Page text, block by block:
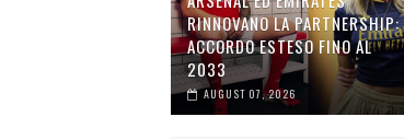
RINNOVANO LA PARTNERSHIP:
ACCORDO ESTESO FINO AL
2033
AUGUST 07, 2026